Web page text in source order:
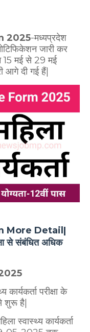
2025-मध्यप्रदेश
जारी कर
15 मई से 29 मई
दी गई हैं|
More Detail|
से संबंधित अधिक
2025
कार्यकर्ता परीक्षा के
शुरू है|
स्वास्थ्य कार्यकर्ता